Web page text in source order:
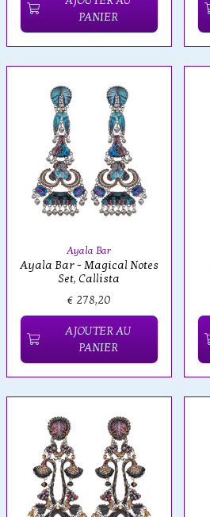
PANIER
Ayala Bar
Ayala Bar - Magical Notes
Set, Callista
€ 278,20
AJOUTER AU
PANIER